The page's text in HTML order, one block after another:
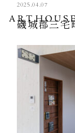
2025.04.07
磯城郡三宅